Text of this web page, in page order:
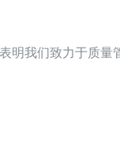
明我们致力于质量